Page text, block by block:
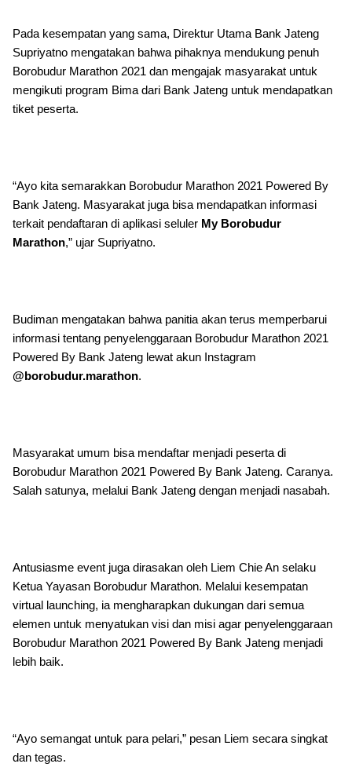
Pada kesempatan yang sama, Direktur Utama Bank Jateng
Supriyatno mengatakan bahwa pihaknya mendukung penuh
Borobudur Marathon 2021 dan mengajak masyarakat untuk
mengikuti program Bima dari Bank Jateng untuk mendapatkan
tiket peserta.
“Ayo kita semarakkan Borobudur Marathon 2021 Powered By
Bank Jateng. Masyarakat juga bisa mendapatkan informasi
terkait pendaftaran di aplikasi seluler My Borobudur
Marathon,” ujar Supriyatno.
Budiman mengatakan bahwa panitia akan terus memperbarui
informasi tentang penyelenggaraan Borobudur Marathon 2021
Powered By Bank Jateng lewat akun Instagram
@borobudur.marathon.
Masyarakat umum bisa mendaftar menjadi peserta di
Borobudur Marathon 2021 Powered By Bank Jateng. Caranya.
Salah satunya, melalui Bank Jateng dengan menjadi nasabah.
Antusiasme event juga dirasakan oleh Liem Chie An selaku
Ketua Yayasan Borobudur Marathon. Melalui kesempatan
virtual launching, ia mengharapkan dukungan dari semua
elemen untuk menyatukan visi dan misi agar penyelenggaraan
Borobudur Marathon 2021 Powered By Bank Jateng menjadi
lebih baik.
“Ayo semangat untuk para pelari,” pesan Liem secara singkat
dan tegas.